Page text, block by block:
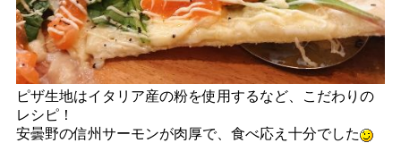
ピザ生地はイタリア産の粉を使用するなど、こだわりの
レシピ！
安曇野の信州サーモンが肉厚で、食べ応え十分でした